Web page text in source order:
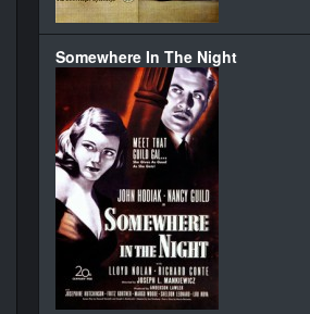
Somewhere In The Night